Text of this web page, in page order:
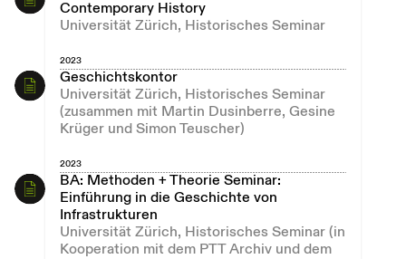
Contemporary History
Universität Zürich, Historisches Seminar
2023
Geschichtskontor
Universität Zürich, Historisches Seminar
(zusammen mit Martin Dusinberre, Gesine
Krüger und Simon Teuscher)
2023
BA: Methoden + Theorie Seminar:
Einführung in die Geschichte von
Infrastrukturen
Universität Zürich, Historisches Seminar (in
Kooperation mit dem PTT Archiv und dem